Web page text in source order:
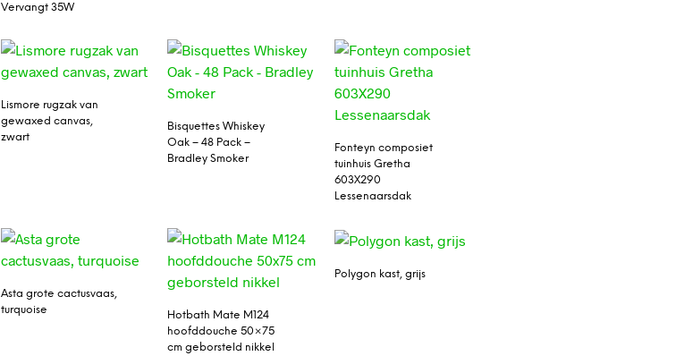
Vervangt 35W
Lismore rugzak van
gewaxed canvas,
zwart
Bisquettes Whiskey
Oak – 48 Pack –
Bradley Smoker
Fonteyn composiet
tuinhuis Gretha
603X290
Lessenaarsdak
Asta grote cactusvaas,
turquoise
Hotbath Mate M124
hoofddouche 50×75
cm geborsteld nikkel
Polygon kast, grijs